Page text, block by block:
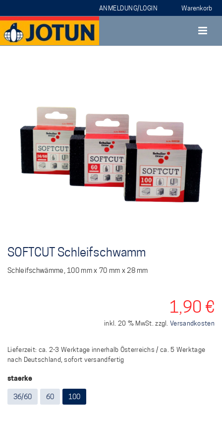
ANMELDUNG/LOGIN
SOFTCUT Schleifschwamm
1,90 €
inkl. 20 % MwSt. zzgl.Versandkosten
Schleifschwämme, 100 mm x 70 mm x 28 mm
Lieferzeit: ca. 2-3 Werktage innerhalb Österreichs / ca. 5 Werktage
nach Deutschland, sofort versandfertig
staerke
36/60 60 100